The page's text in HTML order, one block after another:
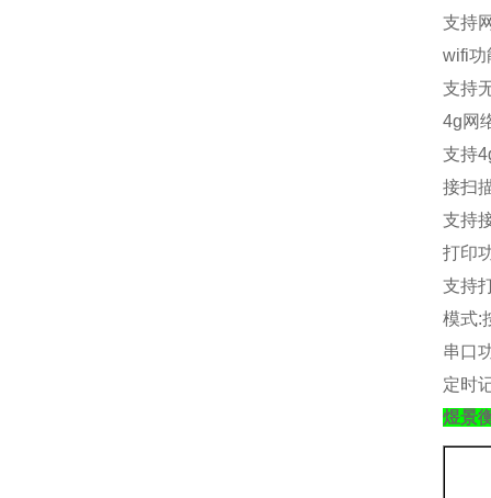
支持
wifi功
支持
4g网
支持
接扫
支持
打印
支持
模式:
串口
定时
煜景